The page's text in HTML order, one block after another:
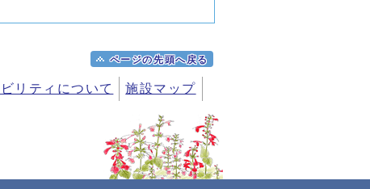
ページの先頭へ戻る
リティについて 施設マップ